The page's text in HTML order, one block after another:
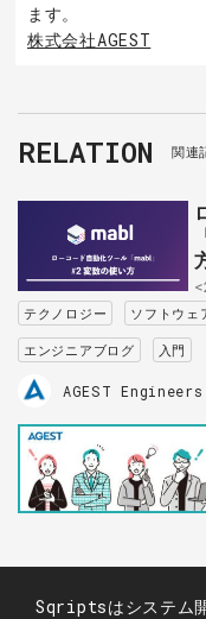
ます。
株式会社AGEST
RELATION 関連
テクノロジー ソフトウェ
エンジニアブログ 入門
AGEST Engineers
Sqriptsはシステム